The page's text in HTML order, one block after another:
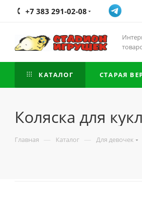
+7 383 291-02-08
КАТАЛОГ СТАРАЯ
Коляска для
Главная — Каталог — Для девочек